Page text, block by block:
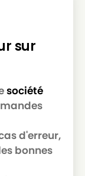
sur
société
d'erreur,
bonnes